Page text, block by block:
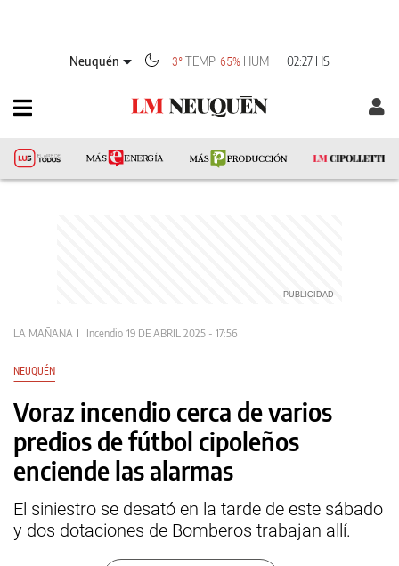
Neuquén 3°TEMP 65% HUM 02:27 HS
LA MAÑANA Incendio 19 DE ABRIL 2025 - 17:56
NEUQUÉN
Voraz incendio cerca de varios
predios de fútbol cipoleños
enciende las alarmas
El siniestro se desató en la tarde de este sábado
y dos dotaciones de Bomberos trabajan allí.